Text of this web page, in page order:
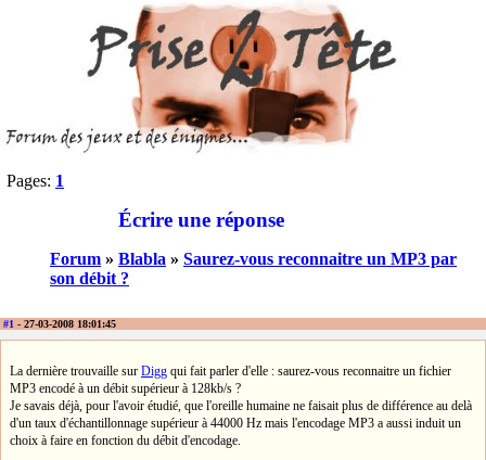
Pages: 1
Écrire une réponse
Forum » Blabla » Saurez-vous reconnaitre un MP3 par
son débit ?
#1 - 27-03-2008 18:01:45
La dernière trouvaille sur Digg qui fait parler d'elle : saurez-vous reconnaitre un fichier
MP3 encodé à un débit supérieur à 128kb/s ?
Je savais déjà, pour l'avoir étudié, que l'oreille humaine ne faisait plus de différence au delà
d'un taux d'échantillonnage supérieur à 44000 Hz mais l'encodage MP3 a aussi induit un
choix à faire en fonction du débit d'encodage.